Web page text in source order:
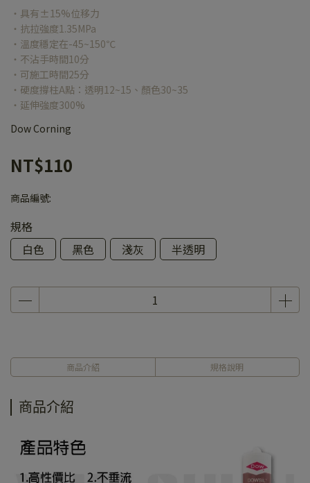
‧具有±15%位移力
‧抗拉強度1.35MPa
‧溫度穩定在-45~150℃
‧不沾手時間10分
‧可施工時間25分
‧硬度撐柱A點：透明12~15、顏色30~35
‧延伸強度300%
Dow Corning
NT$110
商品編號:
規格
白色
黑色 淺灰 半透明
商品介紹 規格說明
商品介紹